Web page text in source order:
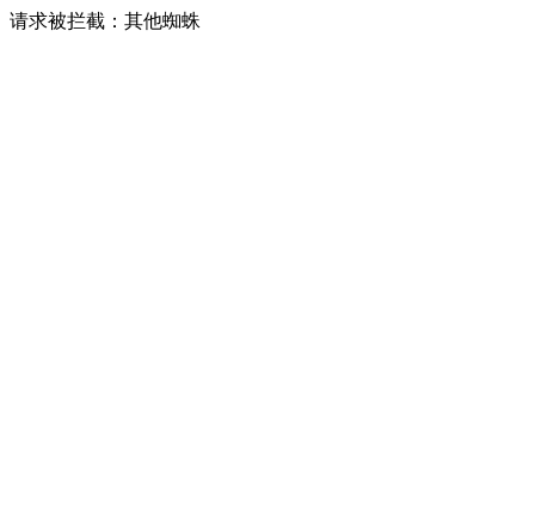
请求被拦截：其他蜘蛛